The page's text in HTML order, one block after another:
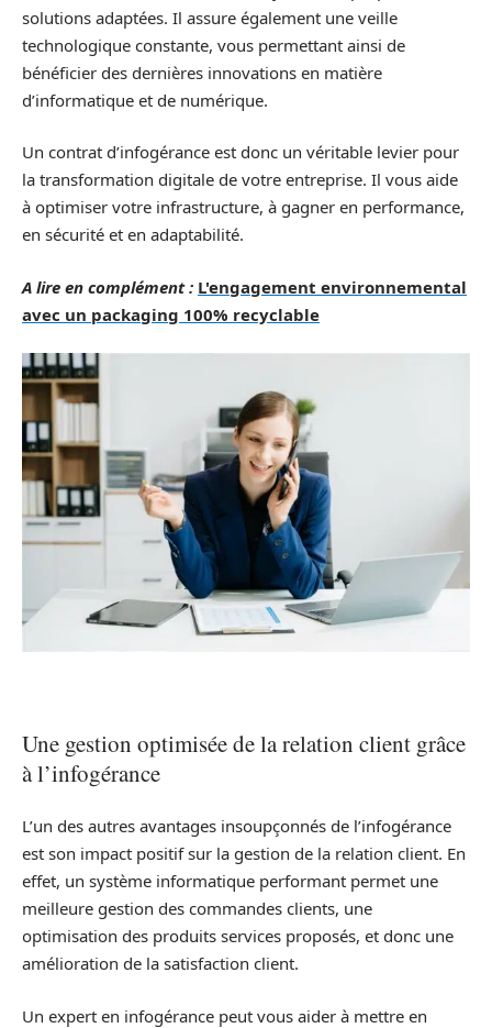
solutions adaptées. Il assure également une veille
technologique constante, vous permettant ainsi de
bénéficier des dernières innovations en matière
d’informatique et de numérique.
Un contrat d’infogérance est donc un véritable levier pour
la transformation digitale de votre entreprise. Il vous aide
à optimiser votre infrastructure, à gagner en performance,
en sécurité et en adaptabilité.
A lire en complément : L'engagement environnemental
avec un packaging 100% recyclable
Une gestion optimisée de la relation client grâce
à l’infogérance
L’un des autres avantages insoupçonnés de l’infogérance
est son impact positif sur la gestion de la relation client. En
effet, un système informatique performant permet une
meilleure gestion des commandes clients, une
optimisation des produits services proposés, et donc une
amélioration de la satisfaction client.
Un expert en infogérance peut vous aider à mettre en